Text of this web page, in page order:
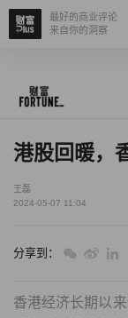
最好的商业评论
来自你的洞察
港股回暖，
王磊
2024-05-07 11:04
分享到：
香港经济长期以